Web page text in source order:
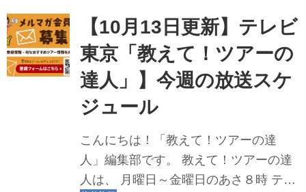
アーの放送を見逃しても安心です♪ ぜひ
チェックしてみてくださいね。 先週は
静岡県の秘境・絶景スポットをめぐる
ツアーが登場！ 個人では行きづらい場
所も楽々行けるのがツアーの良い所♪ ぜ
13日（月）・14（火） おひとり参加も
大歓迎！下関春帆楼本店で食すフグ会
席 北九州...
【10月13日更新】テレビ
東京「教えて！ツアーの
達人」】今週の放送スケ
ジュール
こんにちは！「教えて！ツアーの達
人」編集部です。 教えて！ツアーの達
人は、 月曜日～金曜日のあさ８時 テレ